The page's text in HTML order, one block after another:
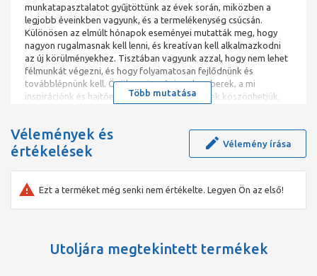
munkatapasztalatot gyűjtöttünk az évek során, miközben a
legjobb éveinkben vagyunk, és a termelékenység csúcsán.
Különösen az elmúlt hónapok eseményei mutatták meg, hogy
nagyon rugalmasnak kell lenni, és kreatívan kell alkalmazkodni
az új körülményekhez. Tisztában vagyunk azzal, hogy nem lehet
félmunkát végezni, és hogy folyamatosan fejlődnünk és
továbblépnünk kell. Önök, az iparági szakemberek, a mi
inspirációnk és hajtóerőnk. Különösen Önöknek köszönhetjük,
Több mutatása
Vélemények és
értékelések
Vélemény írása
Ezt a terméket még senki nem értékelte. Legyen Ön az első!
Utoljára megtekintett termékek